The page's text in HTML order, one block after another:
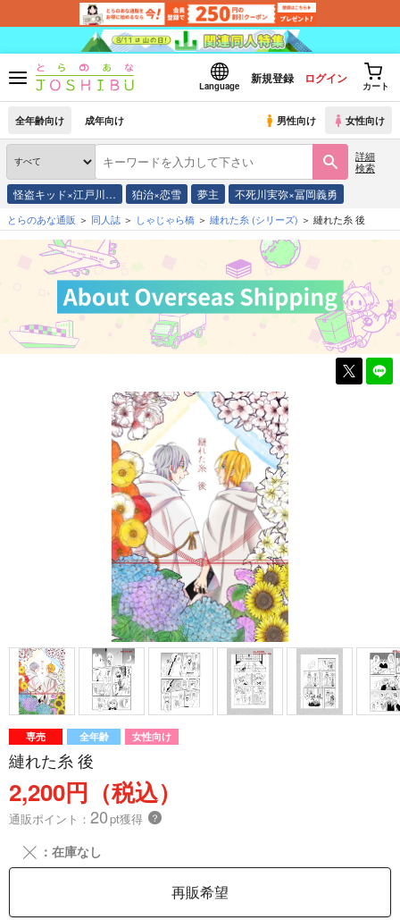
Language
新規登録 ログイン
カート
全年齢向け 成年向け 男性向け 女性向け
詳細
検索
怪盗キッド×江戸川… 狛治×恋雪 夢主 不死川実弥×冨岡義勇
とらのあな通販 同人誌 しゃじゃら橋 縺れた糸 (シリーズ) 縺れた糸 後
専売 全年齢 女性向け
縺れた糸 後
2,200円（税込）
通販ポイント： 20pt獲得 ？
╳ ：在庫なし
再販希望